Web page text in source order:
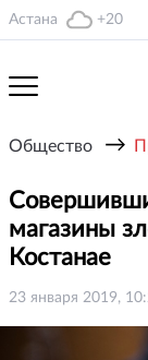
Астана +20
Общество →
магазины
Костанае
23 января 2019,